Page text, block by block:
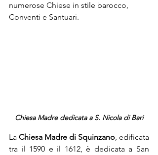
numerose Chiese in stile barocco,
Conventi e Santuari.
Chiesa Madre dedicata a S. Nicola di Bari
La Chiesa Madre di Squinzano, edificata
tra il 1590 e il 1612, è dedicata a San